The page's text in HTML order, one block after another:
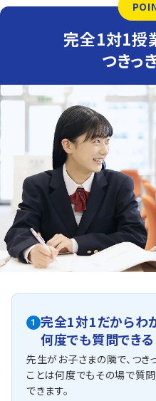
英語（教科書：光村図書）
南が丘中は学校で解い
め、日々の復習が成績
確実に解けるよう、ト
をわかるまでつきっきり
・定期テスト・内申点対
・公立入試対策コース
関東学院六浦中
学校が鋭意取り組んで
多く承っています。
リスニング対策や2次面
在に実施できます。
ぜひお任せください。
目指せ上級合格！
東永谷中学校
英語や数学に苦戦して
暗記と理解のバランス
生徒さん一人ひとりに合
ト指導で得点を上げてい
他にも以下の学校に対
【私立中学校】
浅野中学校・関東学院中学校・
鎌倉女子大学中等部・横須賀学
完全1対1授
つきっ
1
完全1対1だからわ
何度でも質問できる
先生がお子さまの隣で、つき
ことは何度でもその場で質
できます。